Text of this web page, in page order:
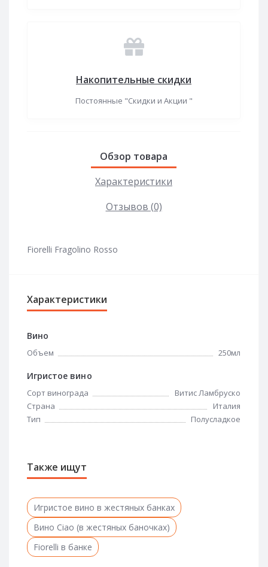
Накопительные скидки
Постоянные "Скидки и Акции "
Обзор товара
Характеристики
Отзывов (0)
Fiorelli Fragolino Rosso
Характеристики
Вино
Объем 250мл
Игристое вино
Сорт винограда
Витис Ламбруско
Страна
Италия
Тип
Полусладкое
Также ищут
Игристое вино в жестяных банках
Вино Ciao (в жестяных баночках)
Fiorelli в банке